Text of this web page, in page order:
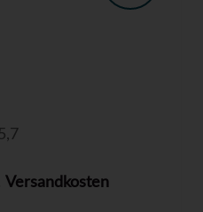
Versandkosten